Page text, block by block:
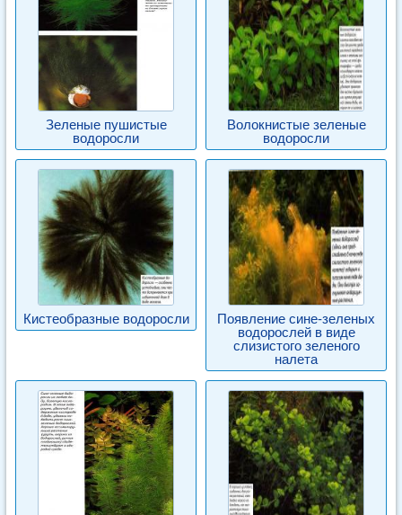
Зеленые пушистые
водоросли
Волокнистые зеленые
водоросли
Кистеобразные водоросли
Появление сине-зеленых
водорослей в виде
слизистого зеленого
налета